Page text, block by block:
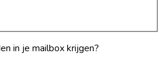
in je mailbox krijgen?